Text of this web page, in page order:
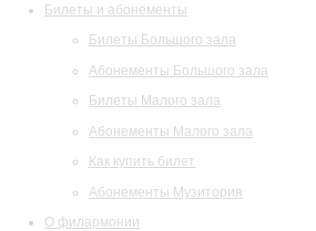
Билеты и абонементы
Билеты Большого зала
Абонементы Большого зала
Билеты Малого зала
Абонементы Малого зала
Как купить билет
Абонементы Музитория
О филармонии